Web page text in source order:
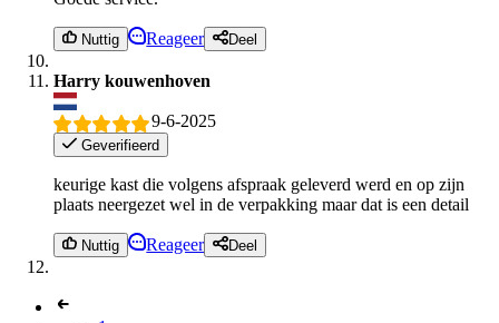
Nuttig Reageer Deel
Harry kouwenhoven
9-6-2025
Geverifieerd
keurige kast die volgens afspraak geleverd werd en op zijn
plaats neergezet wel in de verpakking maar dat is een detail
Nuttig Reageer Deel